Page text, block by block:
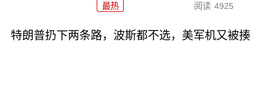
最热 阅读 4925
特朗普扔下两条路，波斯都不选，美军机又被揍